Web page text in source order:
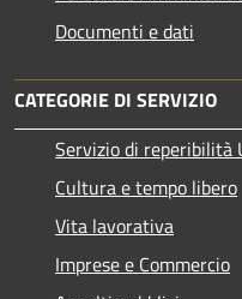
Documenti e dati
CATEGORIE DI SERVIZIO
Servizio di reperibilità
Cultura e tempo libero
Vita lavorativa
Imprese e Commercio